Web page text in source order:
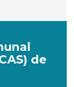
de